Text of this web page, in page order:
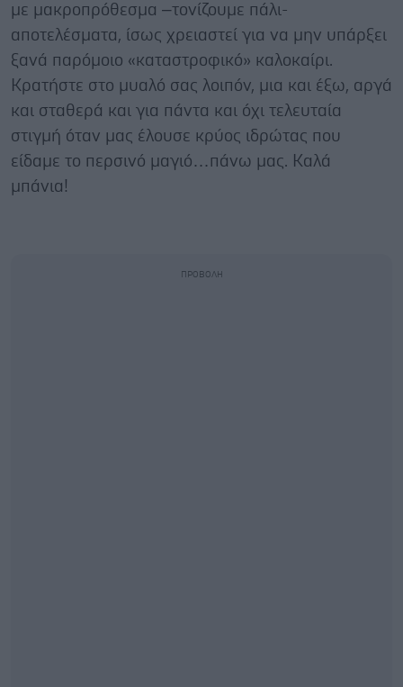
με μακροπρόθεσμα –τονίζουμε πάλι-
αποτελέσματα, ίσως χρειαστεί για να μην υπάρξει
ξανά παρόμοιο «καταστροφικό» καλοκαίρι.
Κρατήστε στο μυαλό σας λοιπόν, μια και έξω, αργά
και σταθερά και για πάντα και όχι τελευταία
στιγμή όταν μας έλουσε κρύος ιδρώτας που
είδαμε το περσινό μαγιό…πάνω μας. Καλά
μπάνια!